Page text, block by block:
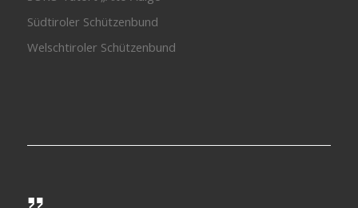
Südtiroler Schützenbund
Welschtiroler Schützenbund